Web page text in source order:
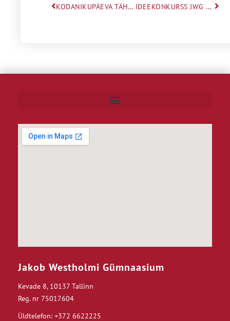
KODANIKUPÄEVA TÄHISTAMINE IDEEKONKURSS JWG 125. SÜNNIPÄEVA TÄHISTAMISEKS ON LÕPPENUD
Jakob Westholmi Gümnaasium
Kevade 8, 10137 Tallinn
Reg. nr 75017604
Üldtelefon: +372 6622225